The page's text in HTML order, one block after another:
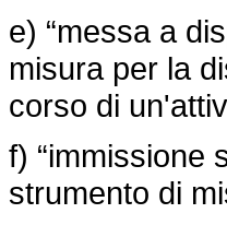
e) “messa a
misura per la
corso di
f) “immissione
strumento di